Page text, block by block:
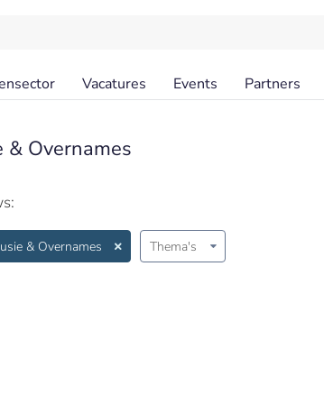
Vacatures Events Partners
& Overnames
& Overnames Thema's